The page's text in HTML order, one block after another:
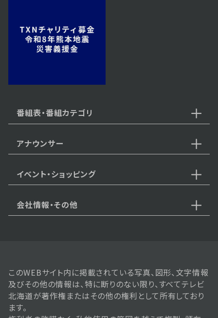
2024年 11月 23日 放送
番組表・番組カテゴリ
アナウンサー
イベント・ショッピング
会社情報・その他
このWEBサイト内に掲載されている写真、図形、文字情報
及びその他の情報は、特に断りのない限り、すべてテレビ
北海道が著作権またはその他の権利として所有しており
ます。